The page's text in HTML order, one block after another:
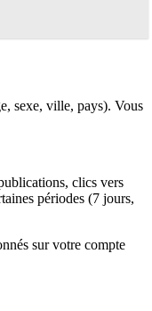
sexe, ville, pays). Vous
clics vers
périodes (7 jours,
sur votre compte